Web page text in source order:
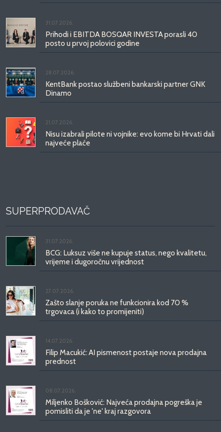
31.07.2026.
Prihodi i EBITDA BOSQAR INVESTA porasli 40
posto u prvoj polovici godine
28.07.2026.
KentBank postao službeni bankarski partner GNK
Dinamo
21.07.2026.
Nisu izabrali pilote ni vojnike: evo kome bi Hrvati dali
najveće plaće
SUPERPRODAVAČ
31.07.2026.
BCG: Luksuz više ne kupuje status, nego kvalitetu,
vrijeme i dugoročnu vrijednost
27.07.2026.
Zašto slanje poruka ne funkcionira kod 70 %
trgovaca (i kako to promijeniti)
14.07.2026.
Filip Macukić: AI pismenost postaje nova prodajna
prednost
08.07.2026.
Miljenko Bošković: Najveća prodajna pogreška je
pomisliti da je 'ne' kraj razgovora